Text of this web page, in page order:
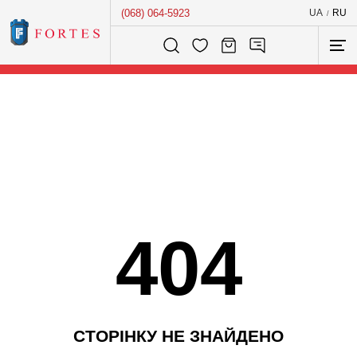
(068) 064-5923 UA / RU
Розумний пошук...
404
СТОРІНКУ НЕ ЗНАЙДЕНО